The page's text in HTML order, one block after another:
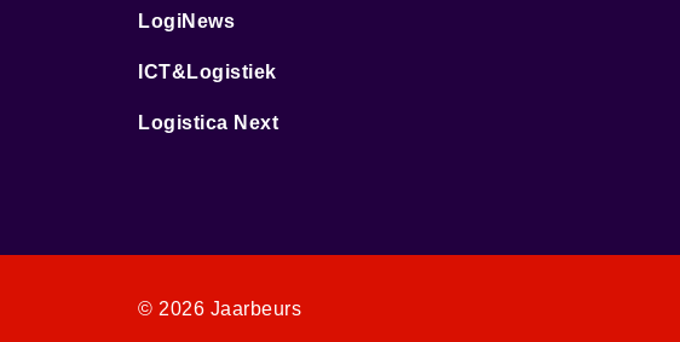
LogiNews
ICT&Logistiek
Logistica Next
© 2026 Jaarbeurs